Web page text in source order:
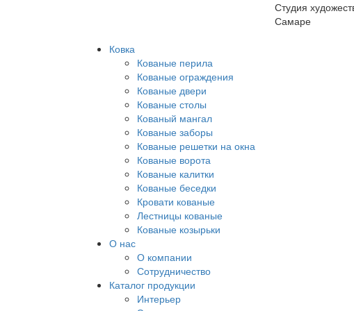
Студия
Самаре
Ковка
Кованые перила
Кованые ограждения
Кованые двери
Кованые столы
Кованый мангал
Кованые заборы
Кованые решетки на окна
Кованые ворота
Кованые калитки
Кованые беседки
Кровати кованые
Лестницы кованые
Кованые козырьки
О нас
О компании
Сотрудничество
Каталог продукции
Интерьер